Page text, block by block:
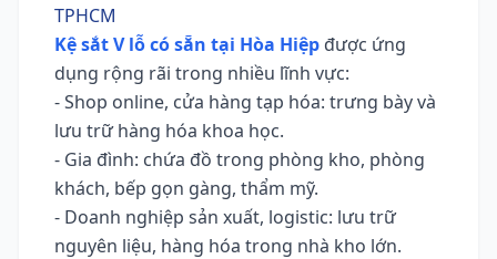
TPHCM
Kệ sắt V lỗ có sẵn tại Hòa Hiệp được ứng
dụng rộng rãi trong nhiều lĩnh vực:
- Shop online, cửa hàng tạp hóa: trưng bày và
lưu trữ hàng hóa khoa học.
- Gia đình: chứa đồ trong phòng kho, phòng
khách, bếp gọn gàng, thẩm mỹ.
- Doanh nghiệp sản xuất, logistic: lưu trữ
nguyên liệu, hàng hóa trong nhà kho lớn.